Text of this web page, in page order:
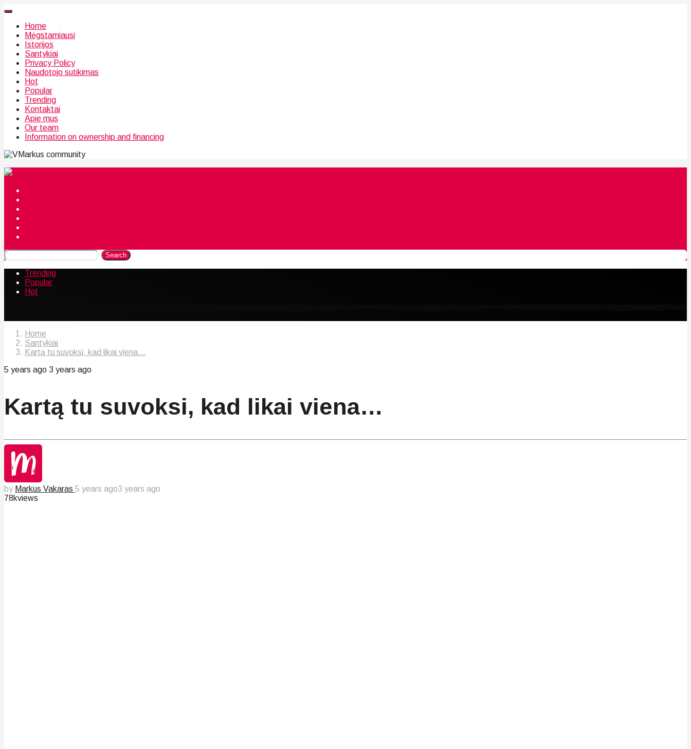
Home
Mėgstamiausi
Istorijos
Santykiai
Privacy Policy
Naudotojo sutikimas
Hot
Popular
Trending
Kontaktai
Apie mus
Our team
Information on ownership and financing
community
Search
Trending
Popular
Hot
Home
Santykiai
Kartą tu suvoksi, kad likai viena...
5 years ago 3 years ago
Kartą tu suvoksi, kad likai viena…
by Markus Vakaras 5 years ago3 years ago
78kviews